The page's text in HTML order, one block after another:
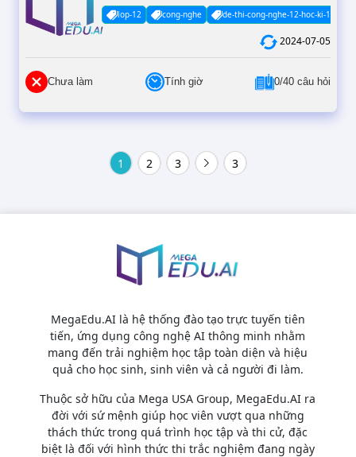
lop-12 cong-nghe de-thi-cong-nghe-12-hoc-ki-1-co-
2024-07-05
Chưa làm Tính giờ 0/40 câu hỏi
1 2 3 3
MegaEdu.AI là hệ thống đào tạo trực tuyến tiên
tiến, ứng dụng công nghệ AI thông minh nhằm
mang đến trải nghiệm học tập toàn diện và hiệu
quả cho học sinh, sinh viên và cả người đi làm.
Thuộc sở hữu của Mega USA Group, MegaEdu.AI ra
đời với sứ mệnh giúp học viên vượt qua những
thách thức trong quá trình học tập và thi cử, đặc
biệt là đối với hình thức thi trắc nghiệm đang ngày